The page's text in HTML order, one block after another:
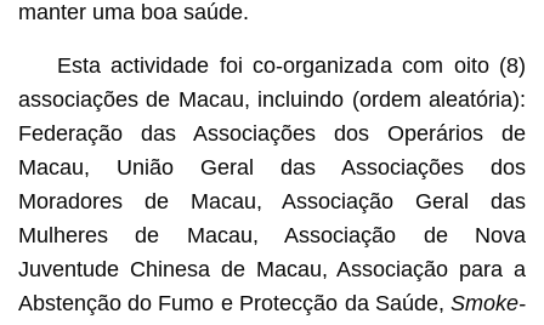
manter uma boa saúde.
Esta actividade foi co-organizada com oito (8)
associações de Macau, incluindo (ordem aleatória):
Federação das Associações dos Operários de
Macau, União Geral das Associações dos
Moradores de Macau, Associação Geral das
Mulheres de Macau, Associação de Nova
Juventude Chinesa de Macau, Associação para a
Abstenção do Fumo e Protecção da Saúde,Smoke-